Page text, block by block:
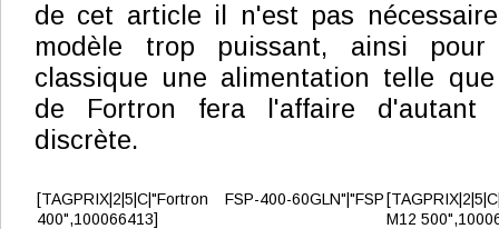
de cet article il n'est pas
modèle trop puissant, ainsi pour
classique une alimentation telle que
de Fortron fera l'affaire d'autant
discrète.
[TAGPRIX|2|5|C|"Fortron FSP-400-60GLN"|"FSP
400",100066413]
M12